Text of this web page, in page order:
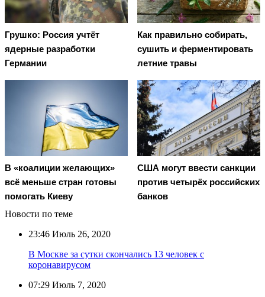
Грушко: Россия учтёт
ядерные разработки
Германии
Как правильно собирать,
сушить и ферментировать
летние травы
В «коалиции желающих»
всё меньше стран готовы
помогать Киеву
США могут ввести санкции
против четырёх российских
банков
Новости по теме
23:46 Июль 26, 2020
В Москве за сутки скончались 13 человек с
коронавирусом
07:29 Июль 7, 2020